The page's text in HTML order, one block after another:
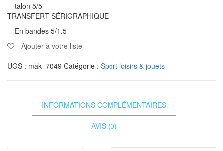
talon 5/5
TRANSFERT SÉRIGRAPHIQUE
En bandes 5/1.5
Ajouter à votre liste
UGS : mak_7049 Catégorie : Sport loisirs & jouets
INFORMATIONS COMPLÉMENTAIRES
AVIS (0)